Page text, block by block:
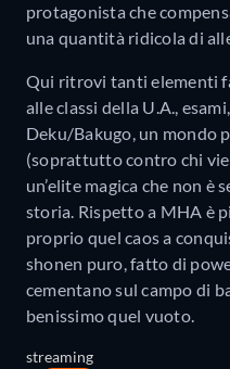
protagonista che
una quantità ridicola di
Qui ritrovi tanti elementi
alle classi della U.A.,
Deku/Bakugo, un mondo
(soprattutto contro chi
un’elite magica che non è
storia. Rispetto a MHA è
proprio quel caos a
shonen puro, fatto di
cementano sul campo di
benissimo quel vuoto.
streaming